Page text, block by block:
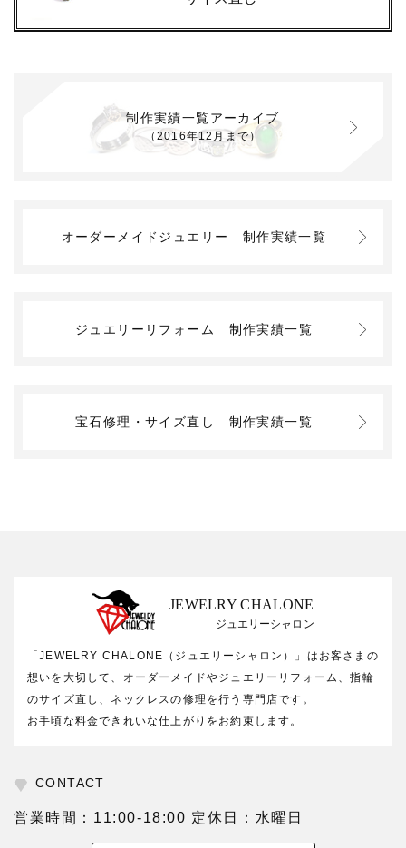
制作実績一覧アーカイブ
（2016年12月まで）
オーダーメイドジュエリー 制作実績一覧
ジュエリーリフォーム 制作実績一覧
宝石修理・サイズ直し 制作実績一覧
JEWELRY CHALONE
ジュエリーシャロン
「JEWELRY CHALONE（ジュエリーシャロン）」はお客さまの
想いを大切して、オーダーメイドやジュエリーリフォーム、指輪
のサイズ直し、ネックレスの修理を行う専門店です。
お手頃な料金できれいな仕上がりをお約束します。
CONTACT
営業時間：11:00-18:00 定休日：水曜日